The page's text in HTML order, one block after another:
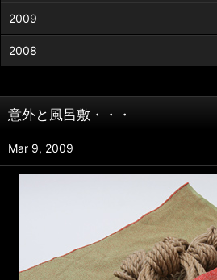
意外と風呂敷・・・
Mar 9, 2009
2009
2008